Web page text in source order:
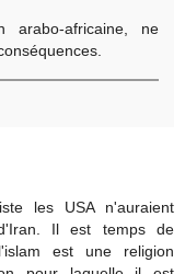
arabo-africaine, ne
les USA n'auraient
Il est temps de
est une religion